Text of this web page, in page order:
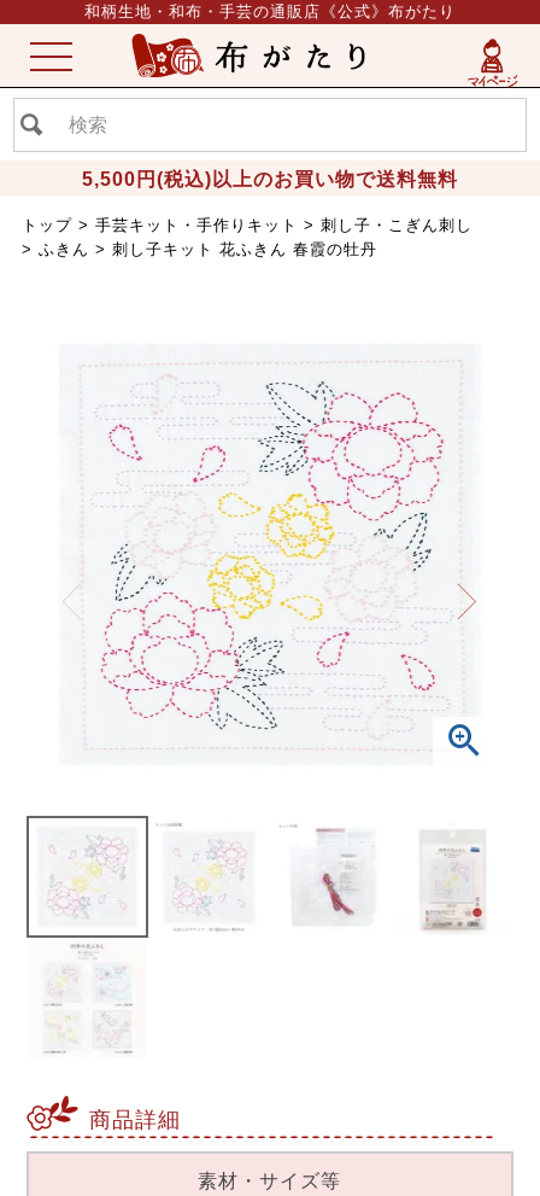
和柄生地・和布・手芸の通販店《公式》布がたり
5,500円(税込)以上のお買い物で送料無料
ME
NU
トップ 手芸キット・手作りキット
刺し子・こぎん刺し
ふきん
刺し子キット 花ふきん 春霞の牡丹
商品詳細
素材・サイズ等